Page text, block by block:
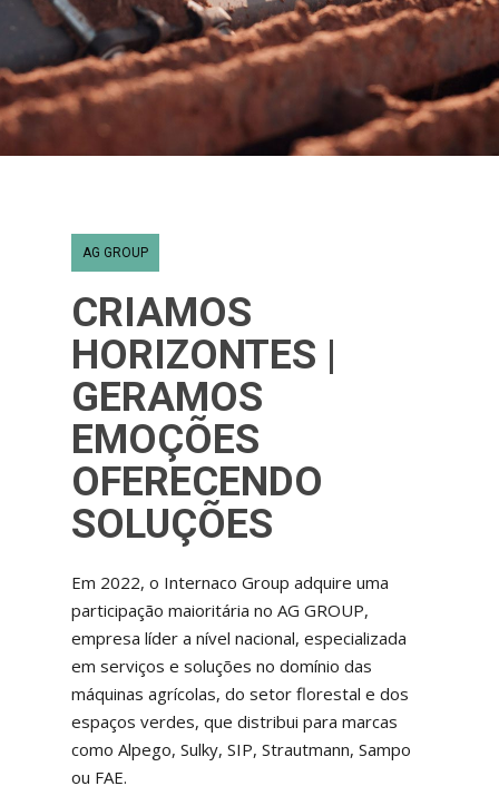
AG GROUP
CRIAMOS
HORIZONTES |
GERAMOS
EMOÇÕES
OFERECENDO
SOLUÇÕES
Em 2022, o Internaco Group adquire uma
participação maioritária no AG GROUP,
empresa líder a nível nacional, especializada
em serviços e soluções no domínio das
máquinas agrícolas, do setor florestal e dos
espaços verdes, que distribui para marcas
como Alpego, Sulky, SIP, Strautmann, Sampo
ou FAE.